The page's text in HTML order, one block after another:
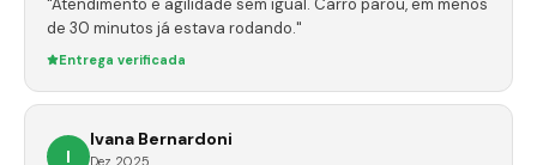
"Atendimento e agilidade sem igual. Carro parou, em menos
de 30 minutos já estava rodando."
Entrega verificada
I
Ivana Bernardoni
Dez 2025